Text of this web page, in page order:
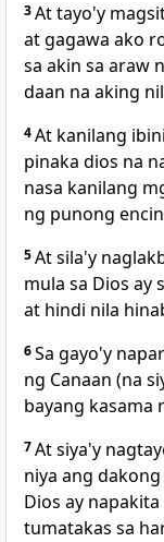
3At tayo'y
at gagawa ako
sa akin sa araw
daan na aking
4At kanilang
pinaka dios na
nasa kanilang
ng punong
5At sila'y
mula sa Dios ay
at hindi nila
6Sa gayo'y
ng Canaan (na
bayang kasama
7At siya'y
niya ang
Dios ay
tumatakas sa